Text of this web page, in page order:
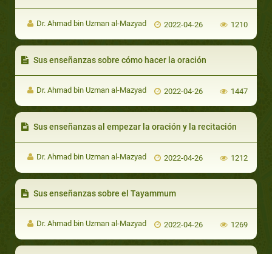
Dr. Ahmad bin Uzman al-Mazyad 2022-04-26 1210
Sus enseñanzas sobre cómo hacer la oración
Dr. Ahmad bin Uzman al-Mazyad 2022-04-26 1447
Sus enseñanzas al empezar la oración y la recitación
Dr. Ahmad bin Uzman al-Mazyad 2022-04-26 1212
Sus enseñanzas sobre el Tayammum
Dr. Ahmad bin Uzman al-Mazyad 2022-04-26 1269